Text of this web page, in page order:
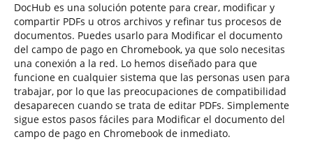
DocHub es una solución potente para crear, modificar y
compartir PDFs u otros archivos y refinar tus procesos de
documentos. Puedes usarlo para Modificar el documento
del campo de pago en Chromebook, ya que solo necesitas
una conexión a la red. Lo hemos diseñado para que
funcione en cualquier sistema que las personas usen para
trabajar, por lo que las preocupaciones de compatibilidad
desaparecen cuando se trata de editar PDFs. Simplemente
sigue estos pasos fáciles para Modificar el documento del
campo de pago en Chromebook de inmediato.